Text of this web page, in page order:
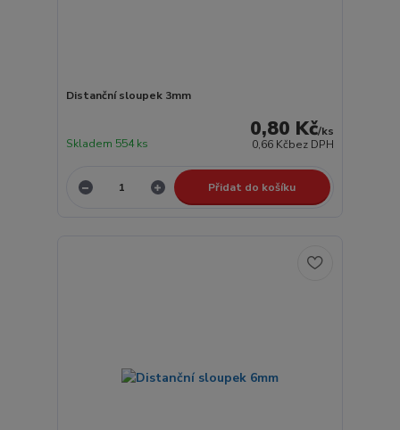
Distanční sloupek 3mm
0,80 Kč/ks
0,66 Kčbez DPH
Skladem 554 ks
Přidat do košíku